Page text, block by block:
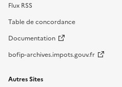
Flux RSS
Table de concordance
Documentation
bofip-archives.impots.gouv.fr
Autres Sites